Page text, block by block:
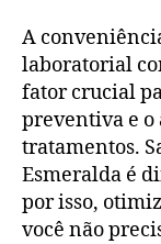
A
laboratorial
fator crucial
preventiva e o
tratamentos.
Esmeralda é
por isso,
você não